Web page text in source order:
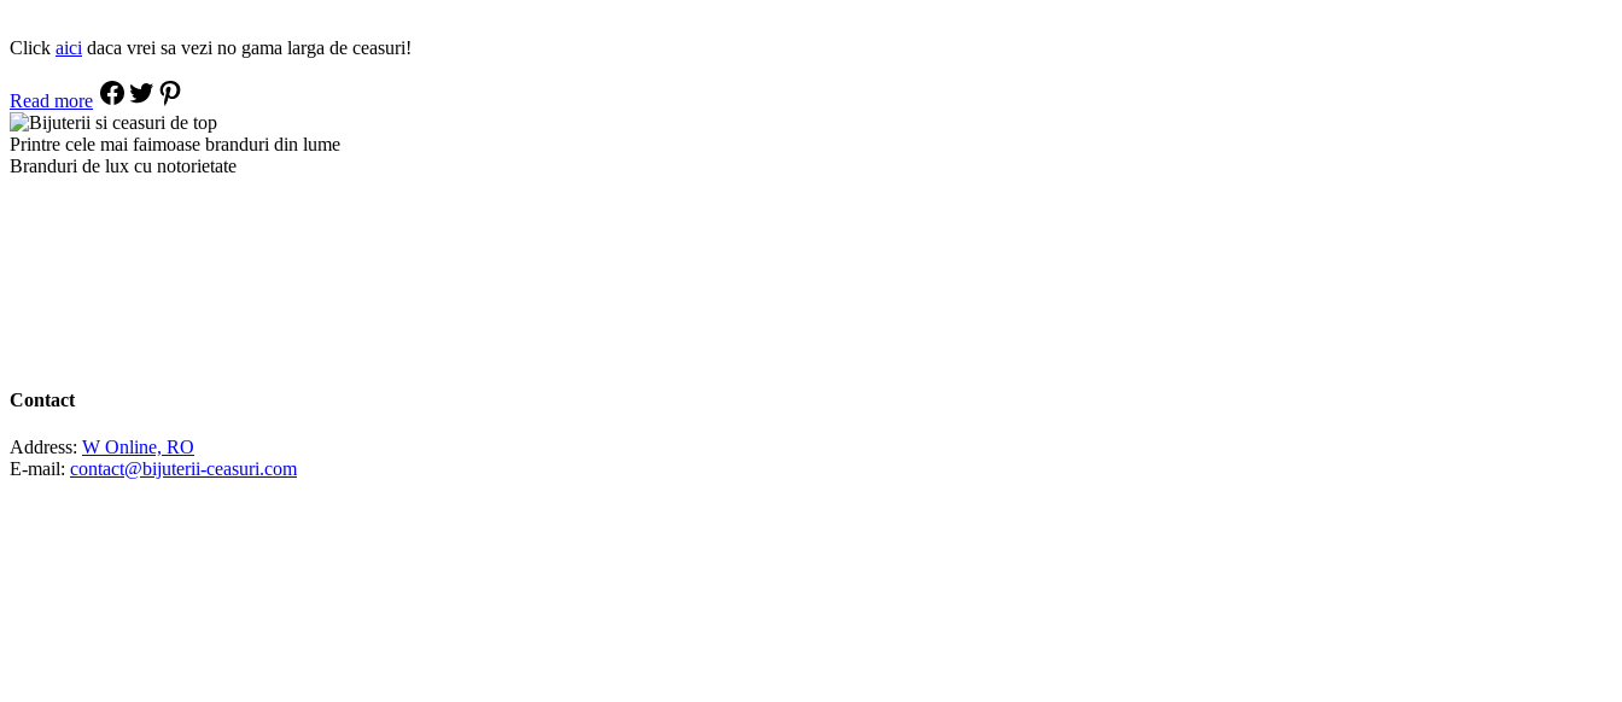
Click aici daca vrei sa vezi no gama larga de ceasuri!
Read more
Printre cele mai faimoase branduri din lume
Branduri de lux cu notorietate
Contact
Address: W Online, RO
E-mail: contact@bijuterii-ceasuri.com